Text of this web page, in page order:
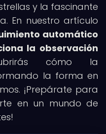
y la fascinante
En nuestro artículo
automático
la observación
cómo la
la forma en
¡Prepárate para
en un mundo de